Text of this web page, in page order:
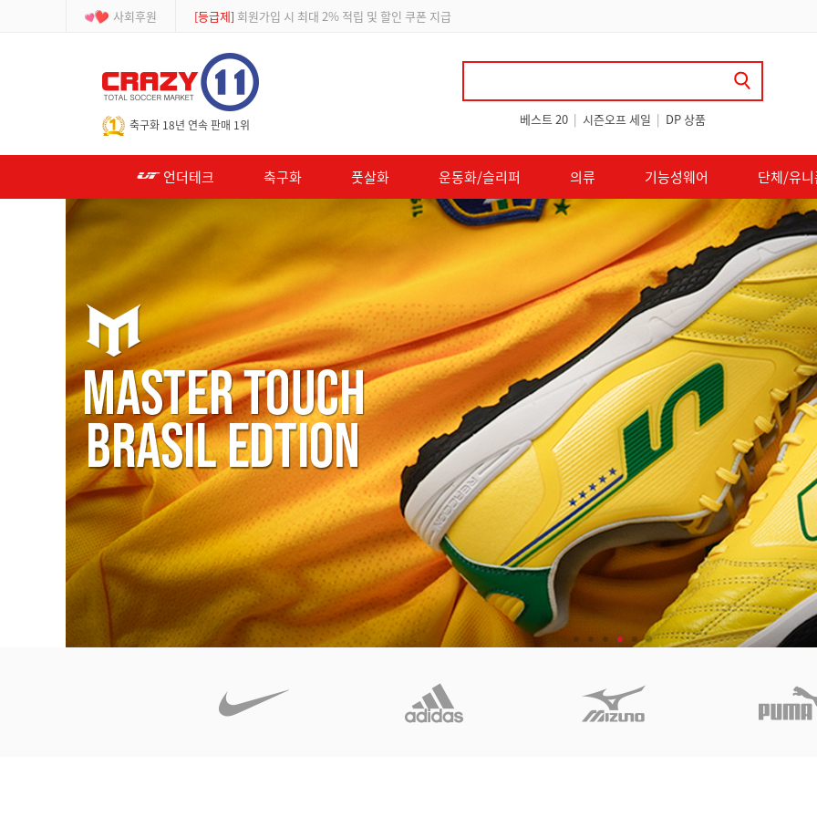
사회후원 [등급제] 회원가입 시 최대 2% 적립 및 할인 쿠폰 지급
축구화 18년 연속 판매 1위 베스트 20 | 시즌오프 세일 | DP 상품
언더테크 축구화 풋살화 운동화/슬리퍼 의류 기능성웨어 단체/유